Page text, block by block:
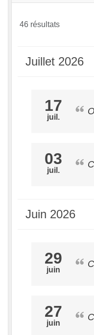
46 résultats
Juillet 2026
17
juil.
03
juil.
Juin 2026
29
juin
27
juin